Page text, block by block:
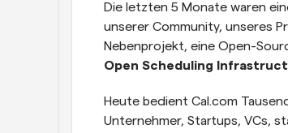
Die letzten 5 Monate waren
unserer Community, unseres
Open Scheduling
Heute bedient Cal.com
Unternehmer, Startups, VCs,